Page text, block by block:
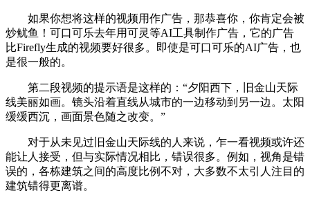
如果你想将这样的视频用作广告，那恭喜你，你肯定会被
炒鱿鱼！可口可乐去年用可灵等AI工具制作广告，它的广告
比Firefly生成的视频要好很多。即使是可口可乐的AI广告，也
是很一般的。
第二段视频的提示语是这样的：“夕阳西下，旧金山天际
线美丽如画。镜头沿着直线从城市的一边移动到另一边。太阳
缓缓西沉，画面景色随之改变。”
对于从未见过旧金山天际线的人来说，乍一看视频或许还
能让人接受，但与实际情况相比，错误很多。例如，视角是错
误的，各栋建筑之间的高度比例不对，大多数不太引人注目的
建筑错得更离谱。